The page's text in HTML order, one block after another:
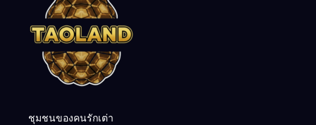
ชุมชนของคนรักเต่า